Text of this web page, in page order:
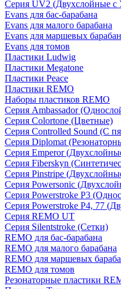
Серия UV2 (Двухслойные
Evans для бас-барабана
Evans для малого барабана
Evans для маршевых
Evans для томов
Пластики Ludwig
Пластики Megatone
Пластики Peace
Пластики REMO
Наборы пластиков REMO
Серия Ambassador
Серия Colortone (Цветные)
Серия Controlled Sound (С
Серия Diplomat
Серия Emperor
Серия Fiberskyn
Серия Pinstripe
Серия Powersonic
Серия Powerstroke P3
Серия Powerstroke P4, 77
Серия REMO UT
Серия Silentstroke (Сетки)
REMO для бас-барабана
REMO для малого барабана
REMO для маршевых
REMO для томов
Резонаторные пластики